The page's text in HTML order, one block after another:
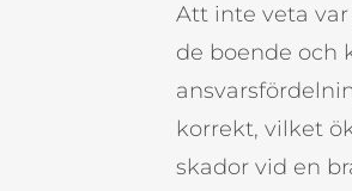
Att inte veta
de boende och
korrekt, vilket
skador vid en